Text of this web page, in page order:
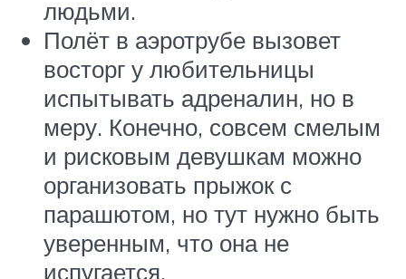
людьми.
Полёт в аэротрубе вызовет
восторг у любительницы
испытывать адреналин, но в
меру. Конечно, совсем смелым
и рисковым девушкам можно
организовать прыжок с
парашютом, но тут нужно быть
уверенным, что она не
испугается.